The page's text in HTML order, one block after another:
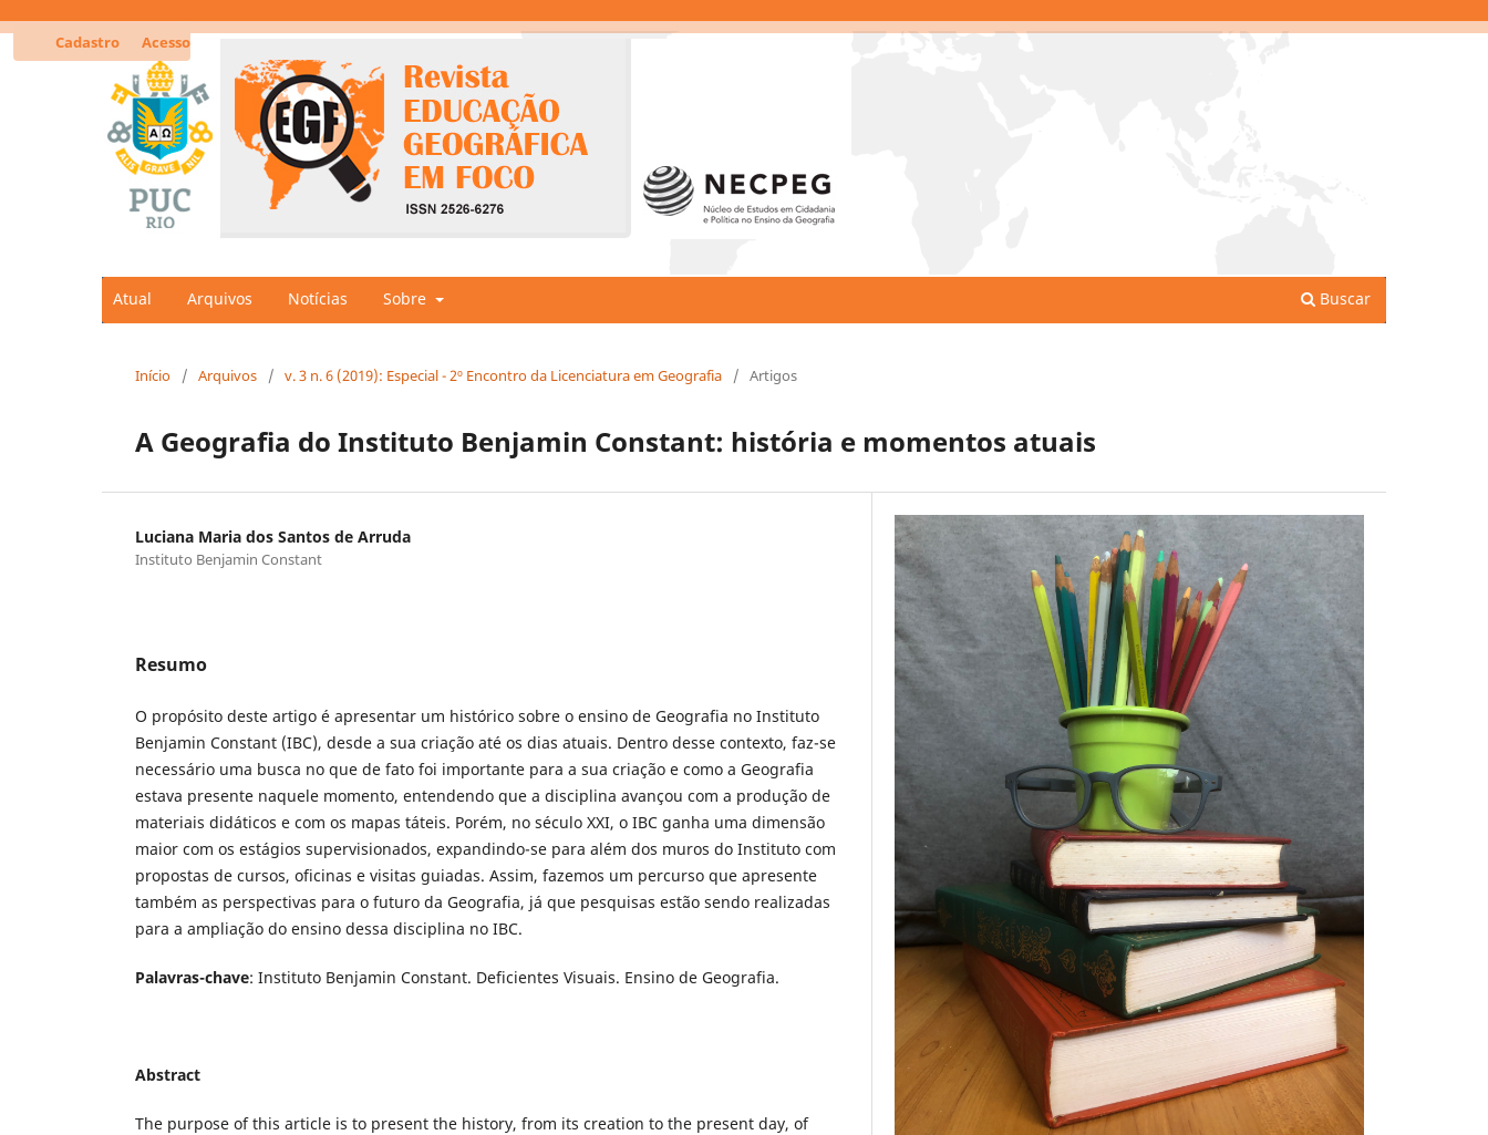
Atual Arquivos Notícias Sobre Buscar
Cadastro Acesso
Início / Arquivos / v. 3 n. 6 (2019): Especial - 2º Encontro da Licenciatura em Geografia / Artigos
A Geografia do Instituto Benjamin Constant: história e momentos atuais
Luciana Maria dos Santos de Arruda
Instituto Benjamin Constant
Resumo
O propósito deste artigo é apresentar um histórico sobre o ensino de Geografia no Instituto
Benjamin Constant (IBC), desde a sua criação até os dias atuais. Dentro desse contexto, faz-se
necessário uma busca no que de fato foi importante para a sua criação e como a Geografia
estava presente naquele momento, entendendo que a disciplina avançou com a produção de
materiais didáticos e com os mapas táteis. Porém, no século XXI, o IBC ganha uma dimensão
maior com os estágios supervisionados, expandindo-se para além dos muros do Instituto com
propostas de cursos, oficinas e visitas guiadas. Assim, fazemos um percurso que apresente
também as perspectivas para o futuro da Geografia, já que pesquisas estão sendo realizadas
para a ampliação do ensino dessa disciplina no IBC.
Palavras-chave: Instituto Benjamin Constant. Deficientes Visuais. Ensino de Geografia.
Abstract
The purpose of this article is to present the history, from its creation to the present day, of